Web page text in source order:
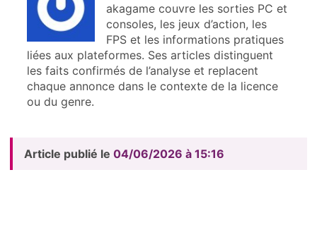
akagame couvre les sorties PC et
consoles, les jeux d’action, les
FPS et les informations pratiques
liées aux plateformes. Ses articles distinguent
les faits confirmés de l’analyse et replacent
chaque annonce dans le contexte de la licence
ou du genre.
Article publié le 04/06/2026 à 15:16